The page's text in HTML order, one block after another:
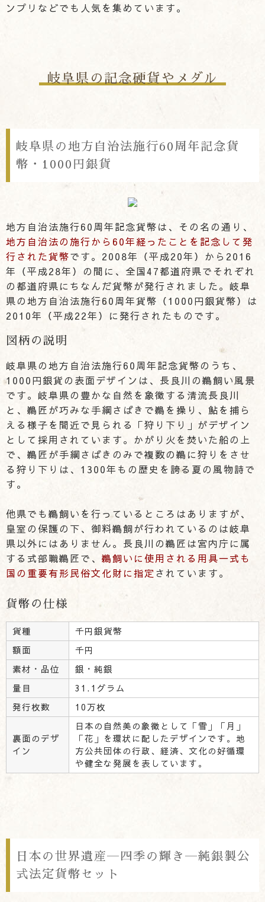
ンプリなどでも人気を集めています。
岐阜県の記念硬貨やメダル
岐阜県の地方自治法施行60周年記念貨
幣・1000円銀貨
地方自治法施行60周年記念貨幣は、その名の通り、
地方自治法の施行から60年経ったことを記念して発
行された貨幣です。2008年（平成20年）から2016
年（平成28年）の間に、全国47都道府県でそれぞれ
の都道府県にちなんだ貨幣が発行されました。岐阜
県の地方自治法施行60周年貨幣（1000円銀貨幣）は
2010年（平成22年）に発行されたものです。
図柄の説明
岐阜県の地方自治法施行60周年記念貨幣のうち、
1000円銀貨の表面デザインは、長良川の鵜飼い風景
です。岐阜県の豊かな自然を象徴する清流長良川
と、鵜匠が巧みな手綱さばきで鵜を操り、鮎を捕ら
える様子を間近で見られる「狩り下り」がデザイン
として採用されています。かがり火を焚いた船の上
で、鵜匠が手綱さばきのみで複数の鵜に狩りをさせ
る狩り下りは、1300年もの歴史を誇る夏の風物詩で
す。
他県でも鵜飼いを行っているところはありますが、
皇室の保護の下、御料鵜飼が行われているのは岐阜
県以外にはありません。長良川の鵜匠は宮内庁に属
する式部職鵜匠で、 鵜飼いに使用される用具一式も
国の重要有形民俗文化財に指定 されています。
貨幣の仕様
貨種
千円銀貨幣
額面
千円
素材・品位
銀・純銀
量目
31.1グラム
発行枚数
10万枚
裏面のデザ
イン
日本の自然美の象徴として「雪」「月」
「花」を環状に配したデザインです。地
方公共団体の行政、経済、文化の好循環
や健全な発展を表しています。
日本の世界遺産―四季の輝き―純銀製公
式法定貨幣セット